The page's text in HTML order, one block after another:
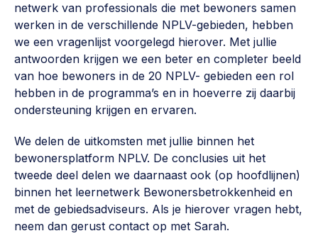
Buurtenergie
Energiecollectieven, buurt vergroenen, SDG >
Meebeslissen
Uitdaagrecht, gemeenschapsfondsen, lokale democratie >
Samenwerken en lokale politiek
Omgevingswet en gebiedsontwikkeling
gebiedsontwikkeling>
netwerk van professionals die met bewoners samen
werken in de verschillende NPLV-gebieden, hebben
we een vragenlijst voorgelegd hierover. Met jullie
antwoorden krijgen we een beter en completer beeld
van hoe bewoners in de 20 NPLV- gebieden een rol
hebben in de programma’s en in hoeverre zij daarbij
ondersteuning krijgen en ervaren.
We delen de uitkomsten met jullie binnen het
bewonersplatform NPLV. De conclusies uit het
tweede deel delen we daarnaast ook (op hoofdlijnen)
binnen het leernetwerk Bewonersbetrokkenheid en
met de gebiedsadviseurs. Als je hierover vragen hebt,
neem dan gerust contact op met Sarah.